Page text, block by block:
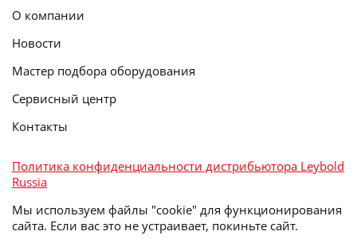
О компании
Новости
Мастер подбора оборудования
Сервисный центр
Контакты
Политика конфиденциальности дистрибьютора Leybold
Russia
Мы используем файлы "cookie" для функционирования
сайта. Если вас это не устраивает, покиньте сайт.